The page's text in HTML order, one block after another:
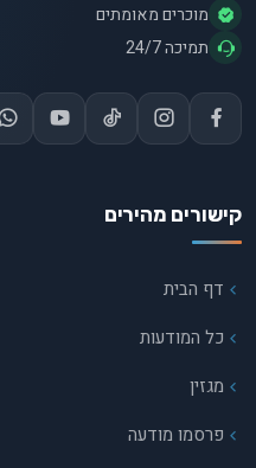
מוכרים מאומתים
תמיכה 24/7
קישורים מהירים
דף הבית
כל המודעות
מגזין
פרסמו מודעה